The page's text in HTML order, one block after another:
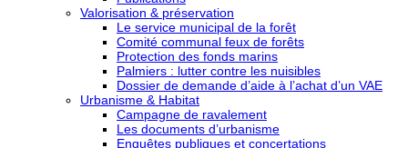
Valorisation & préservation
Le service municipal de la forêt
Comité communal feux de forêts
Protection des fonds marins
Palmiers : lutter contre les nuisibles
Dossier de demande d’aide à l’achat d’un VAE
Urbanisme & Habitat
Campagne de ravalement
Les documents d’urbanisme
Enquêtes publiques et concertations